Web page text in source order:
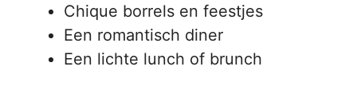
Chique borrels en feestjes
Een romantisch diner
Een lichte lunch of brunch